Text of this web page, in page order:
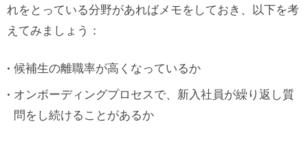
れをとっている分野があればメモをしておき、以下を考
えてみましょう：
候補生の離職率が高くなっているか
オンボーディングプロセスで、新入社員が繰り返し質
問をし続けることがあるか